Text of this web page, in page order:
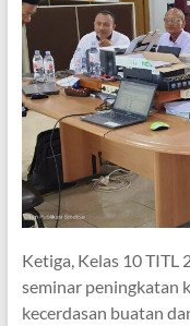
Ketiga, Kelas 10 TITL
seminar peningkatan
kecerdasan buatan